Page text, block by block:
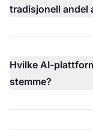
tradisjonell andel
Hvilke AI-
stemme?